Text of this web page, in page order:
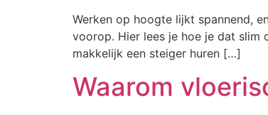
Werken op hoogte lijkt spannend,
voorop. Hier lees je hoe je dat slim
makkelijk een steiger huren […]
Waarom